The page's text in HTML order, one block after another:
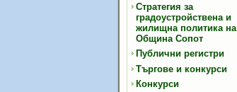
Стратегия за
градоустройствена и
жилищна политика на
Община Сопот
Публични регистри
Търгове и конкурси
Конкурси